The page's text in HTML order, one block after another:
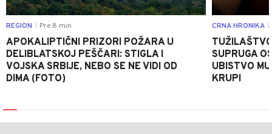
REGION Pre 8 min
APOKALIPTIČNI PRIZORI POŽARA U
DELIBLATSKOJ PEŠČARI: STIGLA I
VOJSKA SRBIJE, NEBO SE NE VIDI OD
DIMA (FOTO)
CRNA HRONIKA
SUPRUGA
UBISTVO
KRUPI